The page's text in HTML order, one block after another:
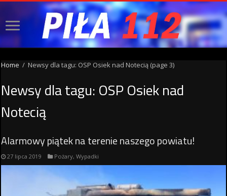
Home / Newsy dla tagu: OSP Osiek nad Notecią (page 3)
Newsy dla tagu: OSP Osiek nad
Notecią
Alarmowy piątek na terenie naszego powiatu!
27 lipca 2019 Pożary,Wypadki